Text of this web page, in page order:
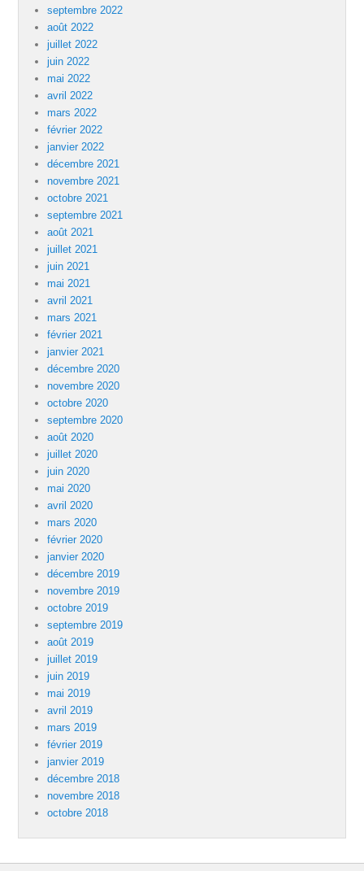
septembre 2022
août 2022
juillet 2022
juin 2022
mai 2022
avril 2022
mars 2022
février 2022
janvier 2022
décembre 2021
novembre 2021
octobre 2021
septembre 2021
août 2021
juillet 2021
juin 2021
mai 2021
avril 2021
mars 2021
février 2021
janvier 2021
décembre 2020
novembre 2020
octobre 2020
septembre 2020
août 2020
juillet 2020
juin 2020
mai 2020
avril 2020
mars 2020
février 2020
janvier 2020
décembre 2019
novembre 2019
octobre 2019
septembre 2019
août 2019
juillet 2019
juin 2019
mai 2019
avril 2019
mars 2019
février 2019
janvier 2019
décembre 2018
novembre 2018
octobre 2018